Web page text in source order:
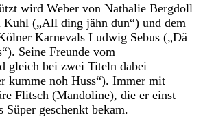
wird Weber von Nathalie Bergdoll
(„All ding jähn dun“) und dem
Karnevals Ludwig Sebus („Dä
Seine Freunde vom
gleich bei zwei Titeln dabei
kumme noh Huss“). Immer mit
Flitsch (Mandoline), die er einst
Süper geschenkt bekam.